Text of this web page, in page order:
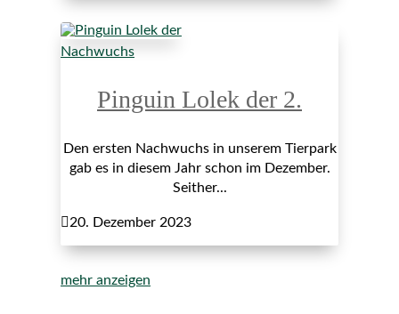
Nachwuchs
Pinguin Lolek der 2.
Den ersten Nachwuchs in unserem Tierpark
gab es in diesem Jahr schon im Dezember.
Seither...
20. Dezember 2023
mehr anzeigen